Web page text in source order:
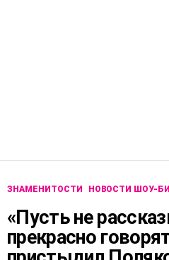
ЗНАМЕНИТОСТИ НОВОСТИ ШОУ-
«Пусть не
прекрасно